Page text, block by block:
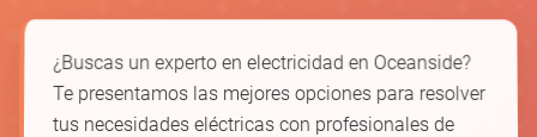
¿Buscas un experto en electricidad en Oceanside?
Te presentamos las mejores opciones para resolver
tus necesidades eléctricas con profesionales de